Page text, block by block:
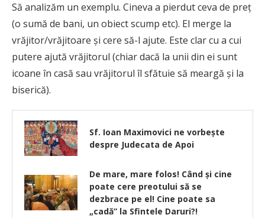
Să analizăm un exemplu. Cineva a pierdut ceva de preţ
(o sumă de bani, un obiect scump etc). El merge la
vrăjitor/vrăjitoare şi cere să-l ajute. Este clar cu a cui
putere ajută vrăjitorul (chiar dacă la unii din ei sunt
icoane în casă sau vrăjitorul îl sfătuie să meargă şi la
biserică).
Sf. Ioan Maximovici ne vorbește
despre Judecata de Apoi
De mare, mare folos! Când și cine
poate cere preotului să se
dezbrace pe el! Cine poate sa
„cadă” la Sfintele Daruri?!